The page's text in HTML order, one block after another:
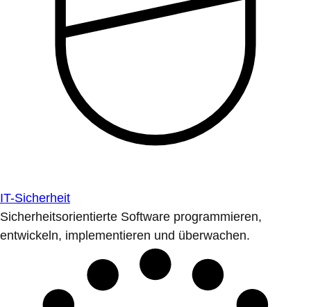
IT-Sicherheit
Sicherheitsorientierte Software programmieren,
entwickeln, implementieren und überwachen.